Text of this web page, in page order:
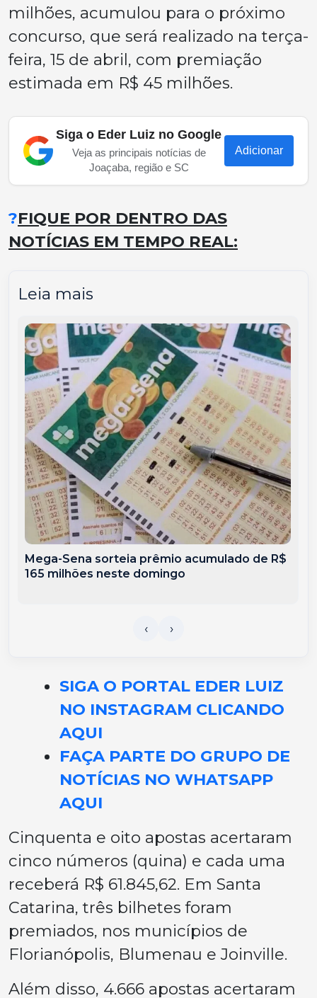
milhões, acumulou para o próximo
concurso, que será realizado na terça-
feira, 15 de abril, com premiação
estimada em R$ 45 milhões.
Siga o Eder Luiz no Google
Veja as principais notícias de
Joaçaba, região e SC
Adicionar
?FIQUE POR DENTRO DAS
NOTÍCIAS EM TEMPO REAL:
Leia mais
Mega-Sena sorteia prêmio acumulado de R$
165 milhões neste domingo
SIGA O PORTAL EDER LUIZ
NO INSTAGRAM CLICANDO
AQUI
FAÇA PARTE DO GRUPO DE
NOTÍCIAS NO WHATSAPP
AQUI
Cinquenta e oito apostas acertaram
cinco números (quina) e cada uma
receberá R$ 61.845,62. Em Santa
Catarina, três bilhetes foram
premiados, nos municípios de
Florianópolis, Blumenau e Joinville.
Além disso, 4.666 apostas acertaram